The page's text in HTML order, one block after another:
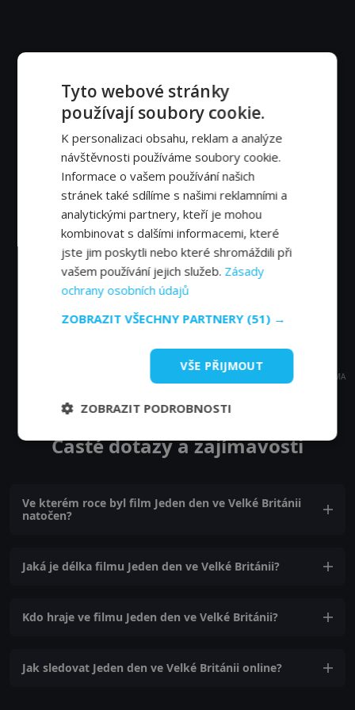
REKLAMA
Časté dotazy a zajímavosti
Ve kterém roce byl film Jeden den ve Velké Británii
natočen?
Jaká je délka filmu Jeden den ve Velké Británii?
Kdo hraje ve filmu Jeden den ve Velké Británii?
Jak sledovat Jeden den ve Velké Británii online?
Tyto webové stránky
používají soubory cookie.
K personalizaci obsahu, reklam a analýze
návštěvnosti používáme soubory cookie.
Informace o vašem používání našich
stránek také sdílíme s našimi reklamními a
analytickými partnery, kteří je mohou
kombinovat s dalšími informacemi, které
jste jim poskytli nebo které shromáždili při
vašem používání jejich služeb. Zásady
ochrany osobních údajů
ZOBRAZIT VŠECHNY PARTNERY (51) →
VŠE PŘIJMOUT
ZOBRAZIT PODROBNOSTI